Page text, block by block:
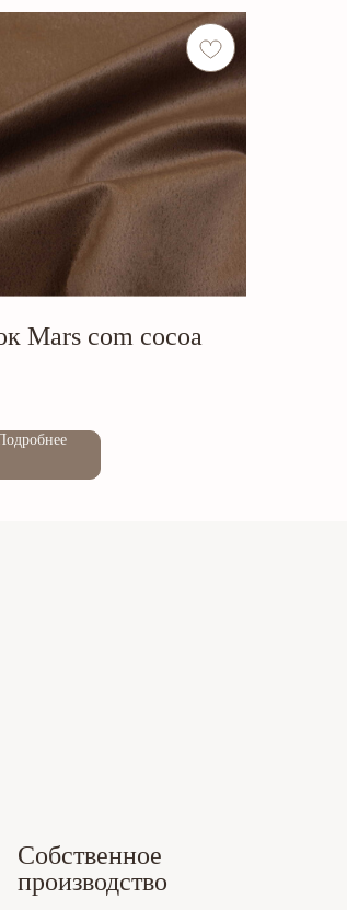
Mars com cocoa
Собственное
производство